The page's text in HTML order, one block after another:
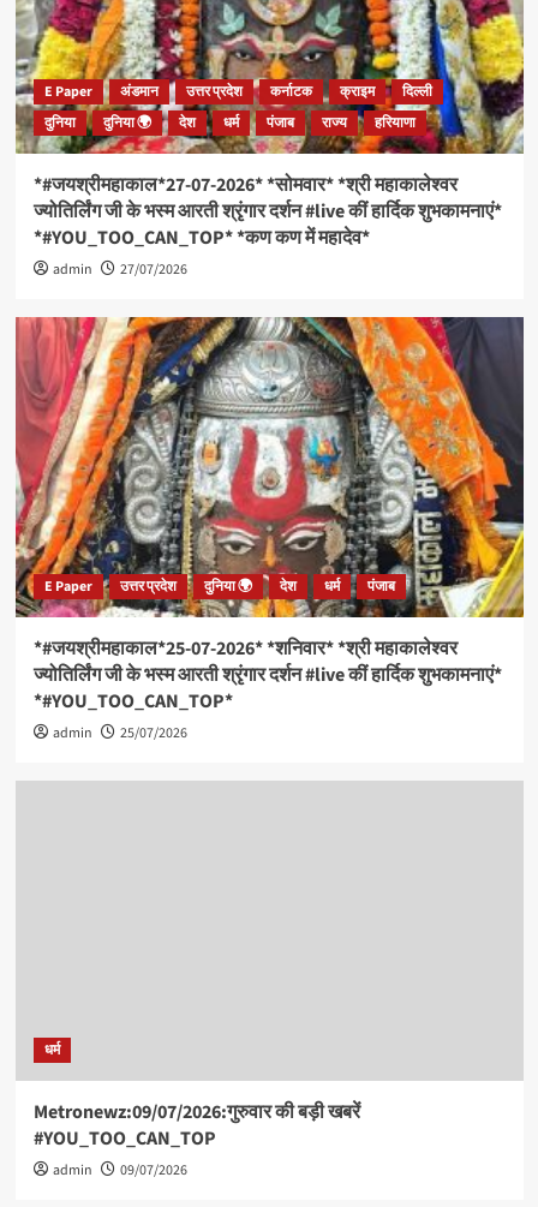
E Paper अंडमान उत्तर प्रदेश कर्नाटक क्राइम
दिल्ली
दुनिया
दुनिया 🌍 देश धर्म पंजाब राज्य हरियाणा
*#जयश्रीमहाकाल*27-07-2026* *सोमवार* *श्री महाकालेश्वर
ज्योतिर्लिंग जी के भस्म आरती श्रृंगार दर्शन #live कीं हार्दिक शुभकामनाएं*
*#YOU_TOO_CAN_TOP* *कण कण में महादेव*
admin 27/07/2026
E Paper उत्तर प्रदेश दुनिया 🌍 देश धर्म पंजाब
*#जयश्रीमहाकाल*25-07-2026* *शनिवार* *श्री महाकालेश्वर
ज्योतिर्लिंग जी के भस्म आरती श्रृंगार दर्शन #live कीं हार्दिक शुभकामनाएं*
*#YOU_TOO_CAN_TOP*
admin 25/07/2026
धर्म
Metronewz:09/07/2026:गुरुवार की बड़ी खबरें
#YOU_TOO_CAN_TOP
admin 09/07/2026